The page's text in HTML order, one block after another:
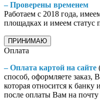
– Проверены временем
Работаем с 2018 года,
площадках и имеем статус
ПРИНИМАЮ
Оплата
– Оплата картой на сайте
способ, оформляете заказ,
которая относится к
после оплаты Вам на